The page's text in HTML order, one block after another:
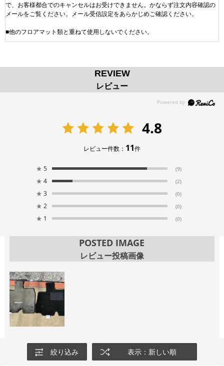
で、お客様都合でのキャンセルはお受けできません。かならず注文内容確認の
メールをご覧ください。メール受信設定をあらかじめご確認ください。
■他のフロアマット類と重ねて使用しないでください。
REVIEW
レビュー
4.8
レビュー件数： 11件
★ 5 (9)
★ 4 (2)
★ 3 (0)
★ 2 (0)
★ 1 (0)
POSTED IMAGE
レビュー投稿画像
絞り込み 表示：新しい順